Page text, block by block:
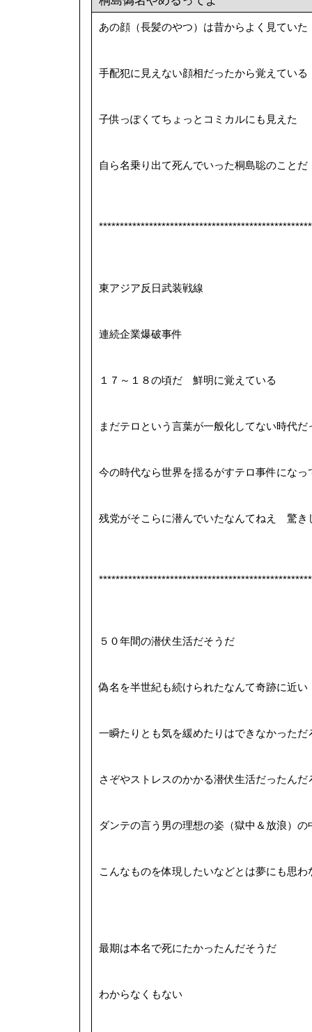
あの顔（長髪のやつ）は昔からよく見ていた
手配犯に見えない顔相だったから覚えている
子供っぽくてちょっとコミカルにも見えた
自ら名乗り出て死んでいった桐島聡のことだ
東アジア反日武装戦線
連続企業爆破事件
１７～１８の頃だ 鮮明に覚えている
まだテロという言葉が一般化してない時代だ
今の時代なら世界を揺るがすテロ事件になっ
残党がそこらに潜んでいたなんてねえ 驚き
５０年間の潜伏生活だそうだ
偽名を半世紀も続けられたなんて奇跡に近い
一瞬たりとも気を緩めたりはできなかっただ
さぞやストレスのかかる潜伏生活だったんだ
ダンテの言う男の理想の姿（獄中＆放浪）
こんなものを体現したいなどとは夢にも思わ
最期は本名で死にたかったんだそうだ
わからなくもない